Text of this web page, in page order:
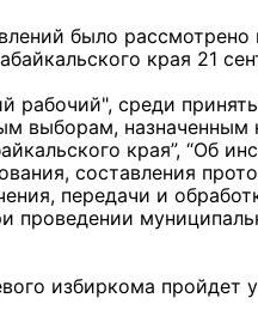
было
края 21
рабочий", среди
выборам, назначенным
края”, “Об
составления
передачи и
проведении
избиркома пройдет